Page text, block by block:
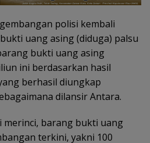
polisi kembali
uang asing (diduga) palsu
bukti uang asing
ini berdasarkan hasil
berhasil diungkap
dilansir Antara.
merinci, barang bukti uang
terkini, yakni 100